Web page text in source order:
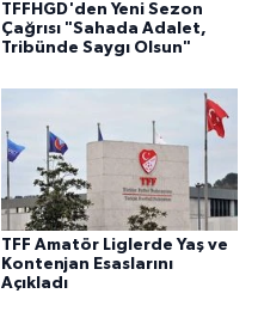
TFFHGD'den Yeni Sezon
Çağrısı "Sahada Adalet,
Tribünde Saygı Olsun"
TFF Amatör Liglerde Yaş ve
Kontenjan Esaslarını
Açıkladı